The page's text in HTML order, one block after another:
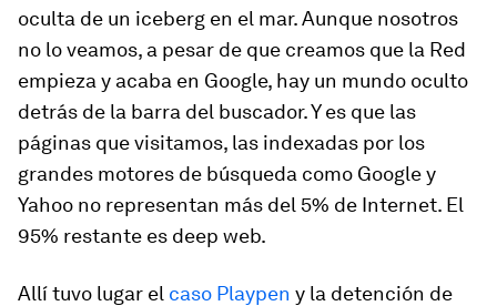
oculta de un iceberg en el mar. Aunque nosotros
no lo veamos, a pesar de que creamos que la Red
empieza y acaba en Google, hay un mundo oculto
detrás de la barra del buscador. Y es que las
páginas que visitamos, las indexadas por los
grandes motores de búsqueda como Google y
Yahoo no representan más del 5% de Internet. El
95% restante es deep web.
Allí tuvo lugar el caso Playpen y la detención de